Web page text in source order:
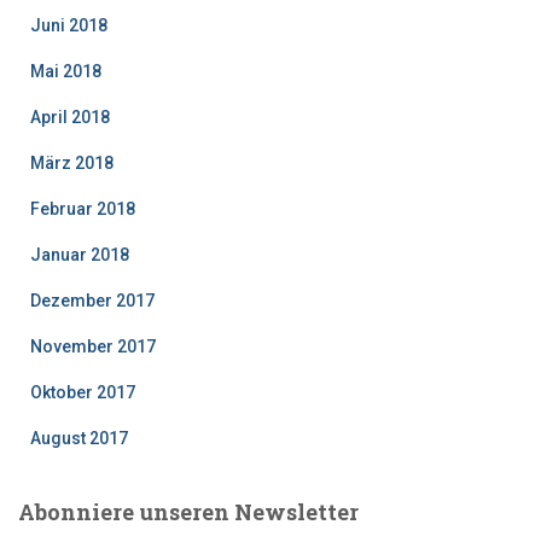
Juni 2018
Mai 2018
April 2018
März 2018
Februar 2018
Januar 2018
Dezember 2017
November 2017
Oktober 2017
August 2017
Abonniere unseren Newsletter